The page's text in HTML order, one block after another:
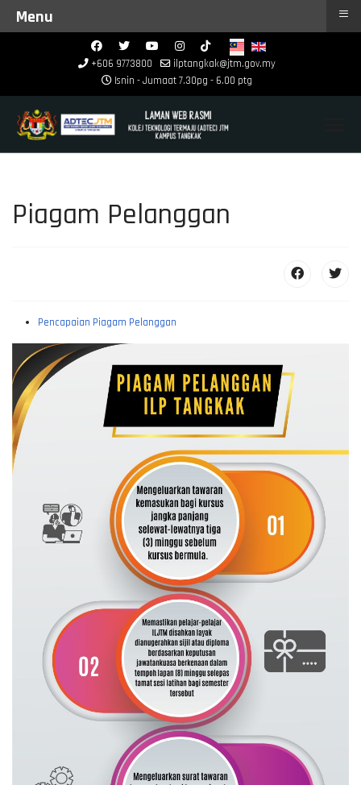
+606 9773800
ilptangkak@jtm.gov.my
Isnin - Jumaat 7.30pg - 6.00 ptg
Piagam Pelanggan
Pencapaian Piagam Pelanggan
Menu ≡